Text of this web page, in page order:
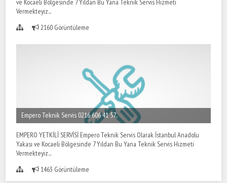
ve Kocaeli Bölgesinde 7 Yıldan Bu Yana Teknik Servis Hizmeti
Vermekteyiz...
2160 Görüntüleme
Empero Teknik Servis 0216 606 41 57..
EMPERO YETKİLİ SERVİSİ Empero Teknik Servis Olarak İstanbul Anadolu
Yakası ve Kocaeli Bölgesinde 7 Yıldan Bu Yana Teknik Servis Hizmeti
Vermekteyiz...
1463 Görüntüleme